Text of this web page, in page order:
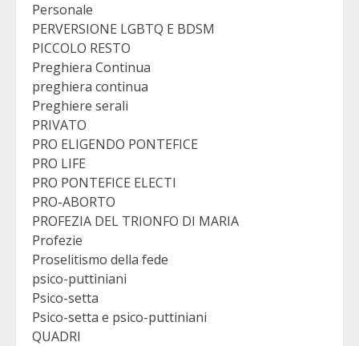
Personale
PERVERSIONE LGBTQ E BDSM
PICCOLO RESTO
Preghiera Continua
preghiera continua
Preghiere serali
PRIVATO
PRO ELIGENDO PONTEFICE
PRO LIFE
PRO PONTEFICE ELECTI
PRO-ABORTO
PROFEZIA DEL TRIONFO DI MARIA
Profezie
Proselitismo della fede
psico-puttiniani
Psico-setta
Psico-setta e psico-puttiniani
QUADRI